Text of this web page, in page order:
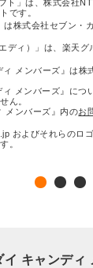
ト」は、株式会社
です。
株式会社セブン・
ディ）」は、楽天グ
メンバーズ』は株
メンバーズ』につ
ん。
メンバーズ』内のお
およびそれらのロ
。
イ キャンディ